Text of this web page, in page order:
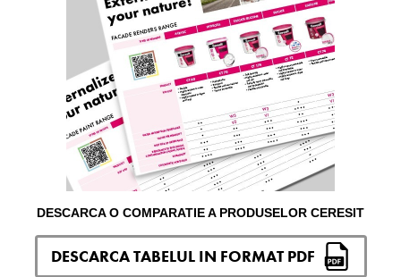
DESCARCA O COMPARATIE A PRODUSELOR CERESIT
DESCARCA TABELUL IN FORMAT PDF